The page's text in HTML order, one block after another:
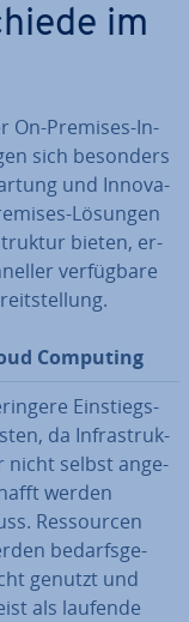
im
On-Premises-In­
sich besonders
und In­no­va­
Lösungen
bieten, er­
ver­füg­ba­re
Computing
Ein­stiegs­
da In­fra­struk­
nicht selbst an­ge­
werden
Res­sour­cen
be­darfs­ge­
genutzt und
als laufende